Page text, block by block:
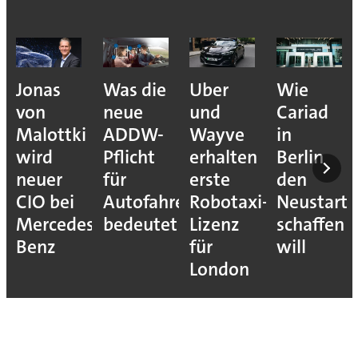
Jonas
von
Malottki
wird
neuer
CIO bei
Mercedes-
Benz
Was die
neue
ADDW-
Pflicht
für
Autofahrer
bedeutet
Uber
und
Wayve
erhalten
erste
Robotaxi-
Lizenz
für
London
Wie
Cariad
in
Berlin
den
Neustart
schaffen
will